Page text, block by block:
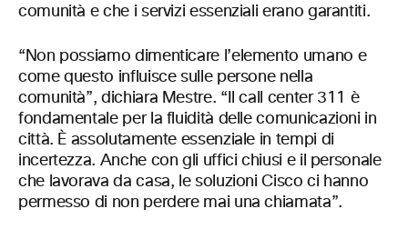
comunità e che i servizi essenziali erano garantiti.
“Non possiamo dimenticare l’elemento umano e
come questo influisce sulle persone nella
comunità”, dichiara Mestre. “Il call center 311 è
fondamentale per la fluidità delle comunicazioni in
città. È assolutamente essenziale in tempi di
incertezza. Anche con gli uffici chiusi e il personale
che lavorava da casa, le soluzioni Cisco ci hanno
permesso di non perdere mai una chiamata”.